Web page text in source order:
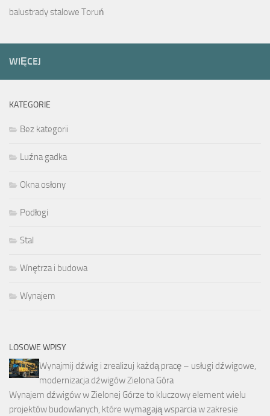
balustrady stalowe Toruń
WIĘCEJ
KATEGORIE
Bez kategorii
Luźna gadka
Okna osłony
Podłogi
Stal
Wnętrza i budowa
Wynajem
LOSOWE WPISY
Wynajmij dźwig i zrealizuj każdą pracę – usługi dźwigowe,
modernizacja dźwigów Zielona Góra
Wynajem dźwigów w Zielonej Górze to kluczowy element wielu
projektów budowlanych, które wymagają wsparcia w zakresie